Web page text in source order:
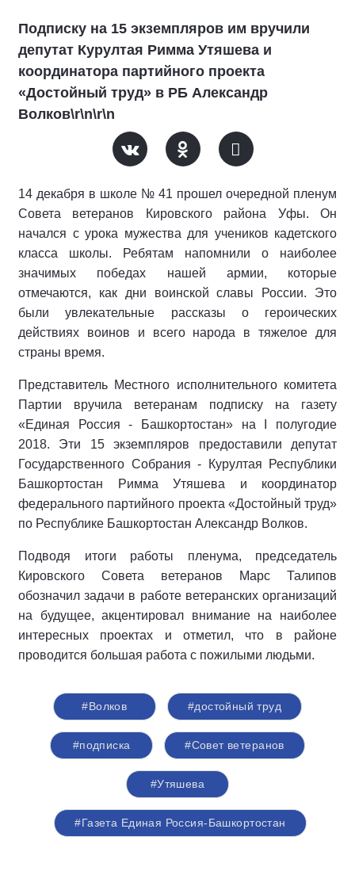
Подписку на 15 экземпляров им вручили
депутат Курултая Римма Утяшева и
координатора партийного проекта
«Достойный труд» в РБ Александр
Волков\r\n\r\n
14 декабря в школе № 41 прошел очередной пленум
Совета ветеранов Кировского района Уфы. Он
начался с урока мужества для учеников кадетского
класса школы. Ребятам напомнили о наиболее
значимых победах нашей армии, которые
отмечаются, как дни воинской славы России. Это
были увлекательные рассказы о героических
действиях воинов и всего народа в тяжелое для
страны время.
Представитель Местного исполнительного комитета
Партии вручила ветеранам подписку на газету
«Единая Россия - Башкортостан» на I полугодие
2018. Эти 15 экземпляров предоставили депутат
Государственного Собрания - Курултая Республики
Башкортостан Римма Утяшева и координатор
федерального партийного проекта «Достойный труд»
по Республике Башкортостан Александр Волков.
Подводя итоги работы пленума, председатель
Кировского Совета ветеранов Марс Талипов
обозначил задачи в работе ветеранских организаций
на будущее, акцентировал внимание на наиболее
интересных проектах и отметил, что в районе
проводится большая работа с пожилыми людьми.
#Волков #достойный труд
#подписка #Совет ветеранов
#Утяшева
#Газета Единая Россия-Башкортостан